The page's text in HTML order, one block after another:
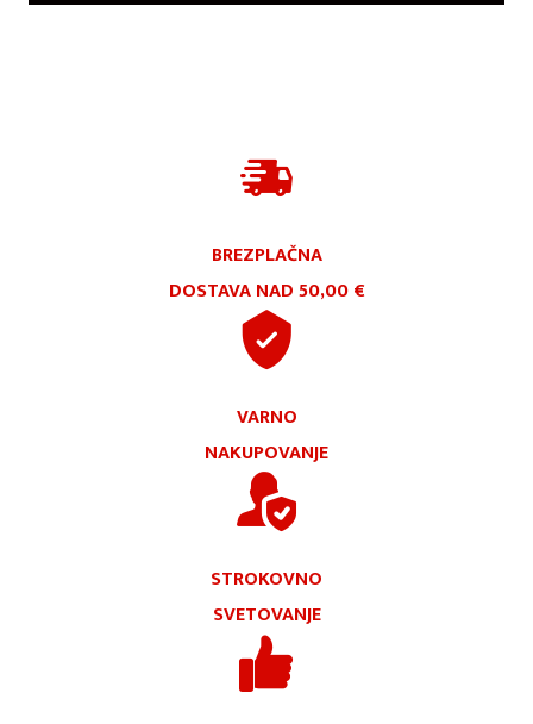
BREZPLAČNA
DOSTAVA NAD 50,00 €
VARNO
NAKUPOVANJE
STROKOVNO
SVETOVANJE